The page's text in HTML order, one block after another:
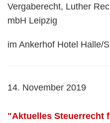
Vergaberecht, Luther
mbH Leipzig
im Ankerhof Hotel Halle/
14. November 2019
"Aktuelles Steuerrecht